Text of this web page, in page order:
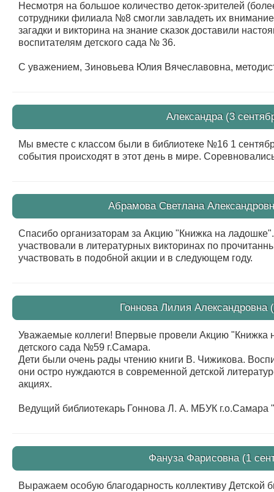
Несмотря на большое количество деток-зрителей
сотрудники филиала №8 смогли завладеть их
загадки и викторина на знание сказок доставили
воспитателям детского сада № 36.
С уважением, Зиновьева Юлия Вячеславовна,
Александра (3
Мы вместе с классом были в библиотеке №16 1
события происходят в этот день в мире.
Абрамова Светлана
Спасибо организаторам за Акцию "Книжка на
участвовали в литературных викторинах по
участвовать в подобной акции и в следующем году.
Гоннова Лилия Александровна
Уважаемые коллеги! Впервые провели Акцию "Книжка
детского сада №59 г.Самара.
Дети были очень рады чтению книги В. Чижикова.
они остро нуждаются в современной детской
акциях.
Ведущий библиотекарь Гоннова Л. А. МБУК
Фануза Фарисовна (1
Выражаем особую благодарность коллективу